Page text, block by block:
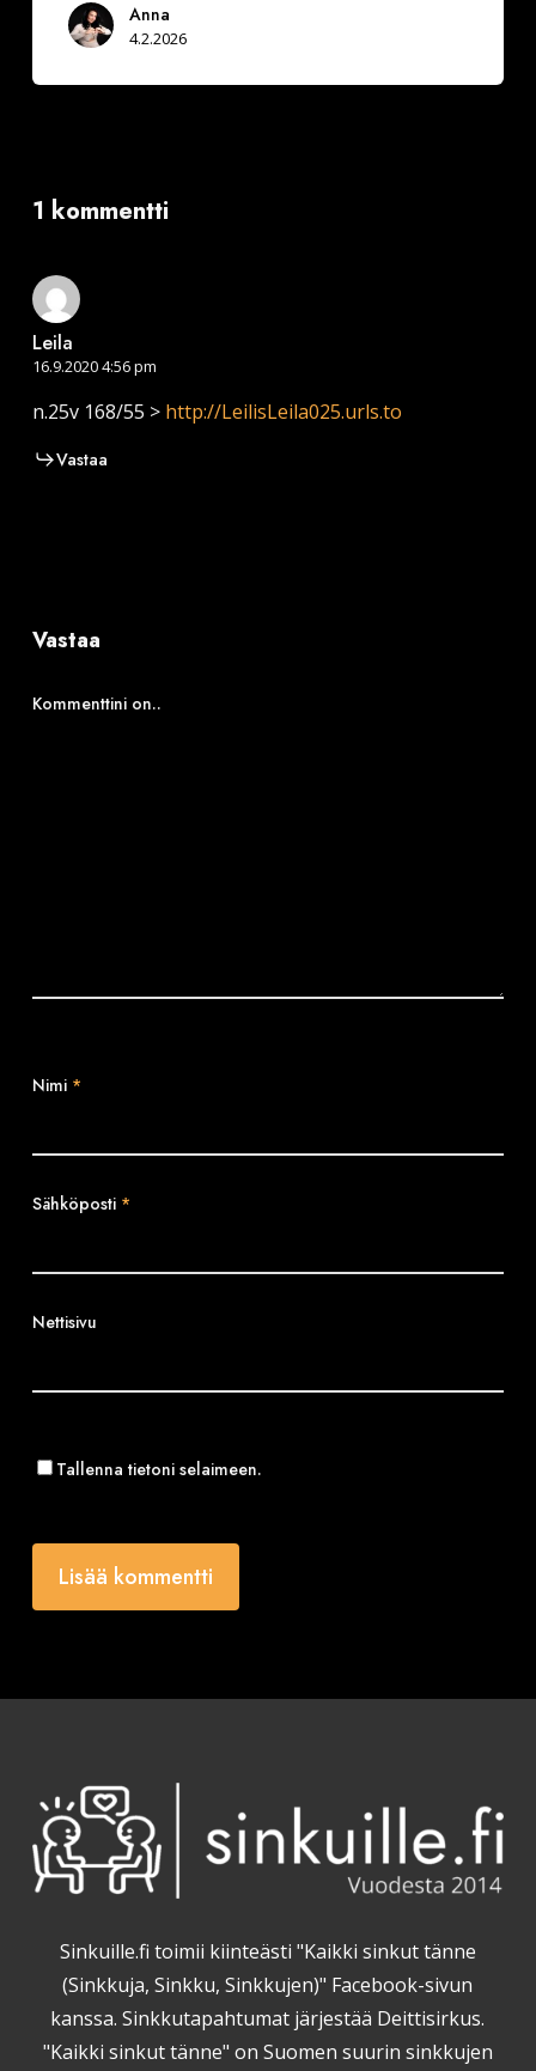
Anna
4.2.2026
1 kommentti
Leila
16.9.2020 4:56 pm
n.25v 168/55 > http://LeilisLeila025.urls.to
Vastaa
Vastaa
Kommenttini on..
Nimi *
Sähköposti *
Nettisivu
Tallenna tietoni selaimeen.
Sinkuille.fi toimii kiinteästi "Kaikki sinkut tänne
(Sinkkuja, Sinkku, Sinkkujen)" Facebook-sivun
kanssa. Sinkkutapahtumat järjestää Deittisirkus.
"Kaikki sinkut tänne" on Suomen suurin sinkkujen